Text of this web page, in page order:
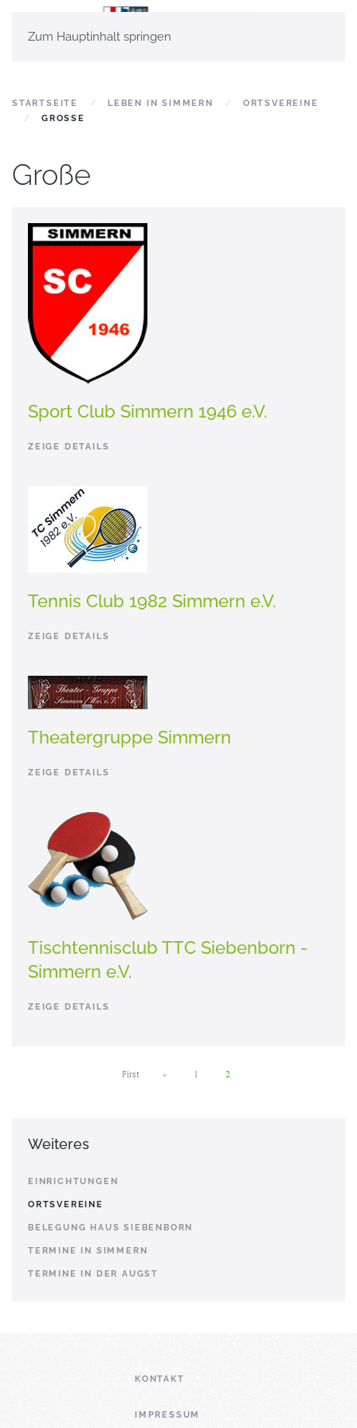
Zum Hauptinhalt springen
STARTSEITE LEBEN IN SIMMERN
ORTSVEREINE
GROSSE
Große
Sport Club Simmern 1946 e.V.
ZEIGE DETAILS
Tennis Club 1982 Simmern e.V.
ZEIGE DETAILS
Theatergruppe Simmern
ZEIGE DETAILS
Tischtennisclub TTC Siebenborn -
Simmern e.V.
ZEIGE DETAILS
First « 1 2
Weiteres
EINRICHTUNGEN
ORTSVEREINE
BELEGUNG HAUS SIEBENBORN
TERMINE IN SIMMERN
TERMINE IN DER AUGST
KONTAKT
IMPRESSUM